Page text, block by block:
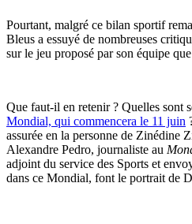
Pourtant, malgré ce bilan sportif
Bleus a essuyé de nombreuses
sur le jeu proposé par son équipe
Que faut-il en retenir ? Quelles sont
Mondial, qui commencera le 11 juin
assurée en la personne de Zinédine
Alexandre Pedro, journaliste au
adjoint du service des Sports et
dans ce Mondial, font le portrait de